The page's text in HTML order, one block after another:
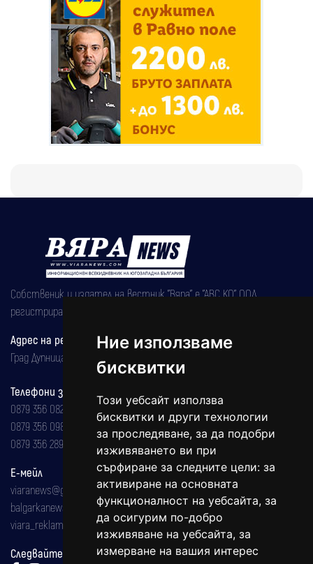
Ние използваме
бисквитки
Този уебсайт използва
бисквитки и други технологии
за проследяване, за да подобри
изживяването ви при
сърфиране за следните цели: за
активиране на основната
функционалност на уебсайта, за
да осигурим по-добро
изживяване на уебсайта, за
измерване на вашия интерес
Собственик и издател на вестник "Вяра" е "АВС КО" ООД,
регистрирана на 08.05.2002 година.
Адрес на редакцията
Град Дупница, ул.''Христо Ботев" 43
Телефони за реклама и абонаменти
0879 356 082
0879 356 098
0879 356 289
Е-мейл
viaranews@gmail.com
balgarkanews@gmail.com
viara_reklama@mail.bg
Следвайте ни: